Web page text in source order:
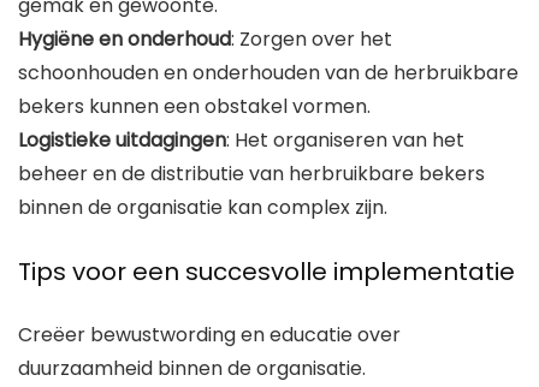
gemak en gewoonte.
Hygiëne en onderhoud: Zorgen over het
schoonhouden en onderhouden van de herbruikbare
bekers kunnen een obstakel vormen.
Logistieke uitdagingen: Het organiseren van het
beheer en de distributie van herbruikbare bekers
binnen de organisatie kan complex zijn.
Tips voor een succesvolle implementatie
Creëer bewustwording en educatie over
duurzaamheid binnen de organisatie.